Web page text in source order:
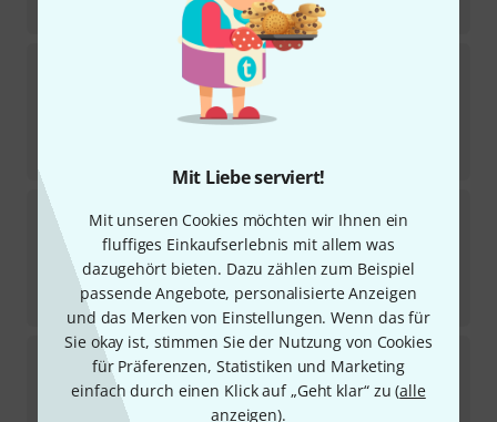
Mit Liebe serviert!
Mit unseren Cookies möchten wir Ihnen ein
fluffiges Einkaufserlebnis mit allem was
dazugehört bieten. Dazu zählen zum Beispiel
passende Angebote, personalisierte Anzeigen
und das Merken von Einstellungen. Wenn das für
Sie okay ist, stimmen Sie der Nutzung von Cookies
für Präferenzen, Statistiken und Marketing
einfach durch einen Klick auf „Geht klar“ zu (alle
anzeigen).
367
Sofort lieferbar
2069
Sofort lieferbar
52 €
UVP:70,90 €
-27%
GravityMS 231 HB Microphone Stand
243
Sofort lieferbar